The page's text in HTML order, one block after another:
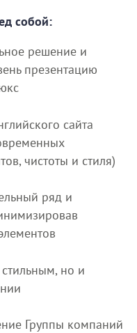
собой:
решение и
презентацию
сайта
чистоты и стиля)
ряд и
стильным, но и
Группы компаний